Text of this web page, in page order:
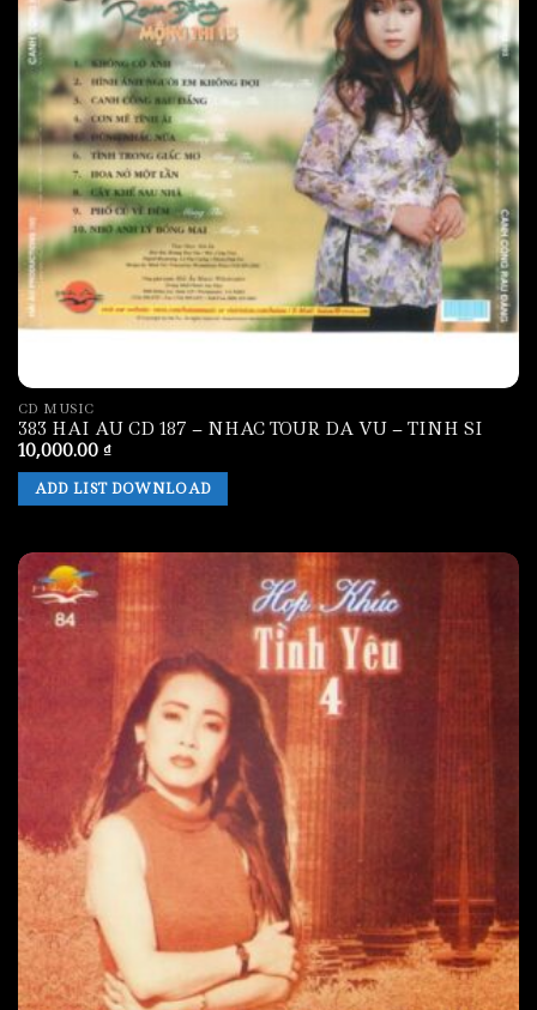
CD MUSIC
383 HAI AU CD 187 – NHAC TOUR DA VU – TINH SI
10,000.00 ₫
ADD LIST DOWNLOAD